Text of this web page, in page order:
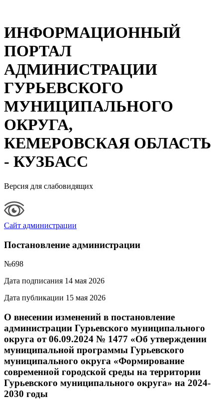
ИНФОРМАЦИОННЫЙ
ПОРТАЛ
АДМИНИСТРАЦИИ
ГУРЬЕВСКОГО
МУНИЦИПАЛЬНОГО
ОКРУГА,
КЕМЕРОВСКАЯ ОБЛАСТЬ
- КУЗБАСС
Версия для слабовидящих
Сайт администрации
Постановление администрации
№698
Дата подписания 14 мая 2026
Дата публикации 15 мая 2026
О внесении изменений в постановление
администрации Гурьевского муниципального
округа от 06.09.2024 № 1477 «Об утверждении
муниципальной программы Гурьевского
муниципального округа «Формирование
современной городской среды на территории
Гурьевского муниципального округа» на 2024-
2030 годы